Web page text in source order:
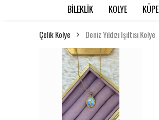
BİLEKLİK KOLYE KÜPE
Çelik Kolye Deniz Yıldızı Işıltısı Kolye